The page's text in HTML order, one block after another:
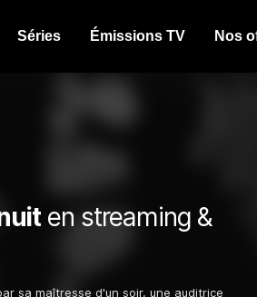
Séries Émissions TV Nos
en streaming &
sa maîtresse d'un soir, une auditrice